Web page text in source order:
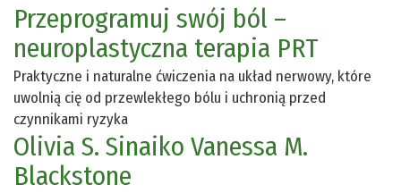
Przeprogramuj swój ból –
neuroplastyczna terapia PRT
Praktyczne i naturalne ćwiczenia na układ nerwowy, które
uwolnią cię od przewlekłego bólu i uchronią przed
czynnikami ryzyka
Olivia S. Sinaiko Vanessa M.
Blackstone